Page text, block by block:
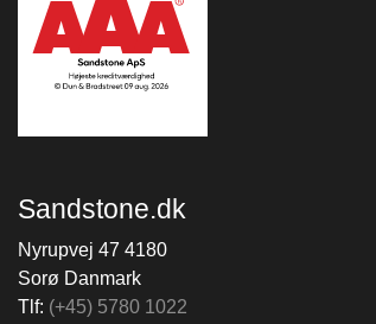
Sandstone.dk
Nyrupvej 47 4180
Sorø Danmark
Tlf: (+45) 5780 1022